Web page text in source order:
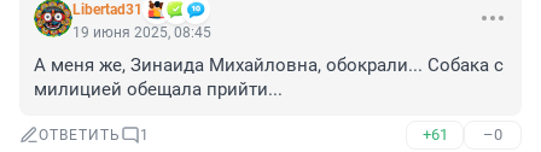
Libertad31
19 июня 2025, 08:45
А меня же, Зинаида Михайловна, обокрали... Собака с
милицией обещала прийти...
ОТВЕТИТЬ 1 +61 –0